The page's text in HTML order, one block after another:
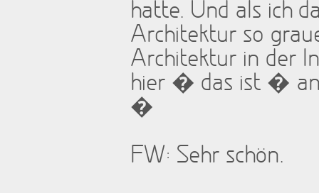
hatte. Und als ich
Architektur so
Architektur in der
hier � das ist �
�
FW: Sehr schön.